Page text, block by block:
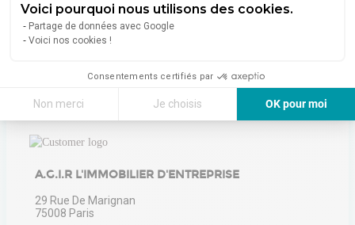
Voici pourquoi nous utilisons des cookies.
Partage de données avec Google
Voici nos cookies !
Consentements certifiés par
Non merci Je choisis
OK pour moi
À propos de l'agence
A.G.I.R L'IMMOBILIER D'ENTREPRISE
29 Rue De Marignan
75008 Paris